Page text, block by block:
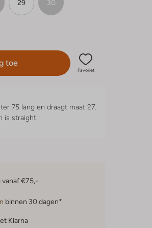
29 30
toe
Favoriet
75 lang en draagt maat 27.
is straight.
vanaf €75,-
binnen 30 dagen*
Klarna